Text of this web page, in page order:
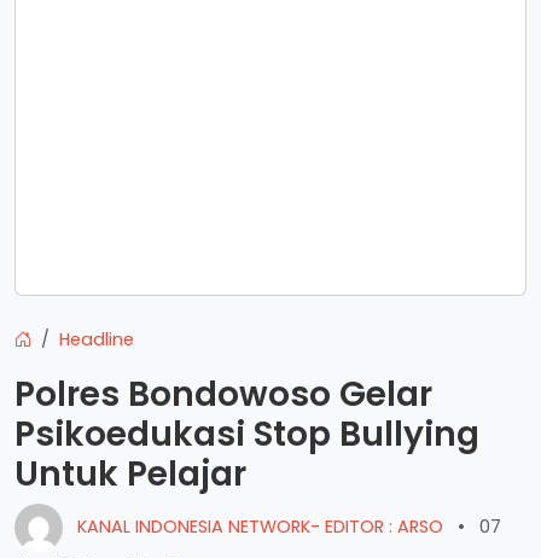
Headline
Polres Bondowoso Gelar
Psikoedukasi Stop Bullying
Untuk Pelajar
KANAL INDONESIA NETWORK- EDITOR : ARSO •
07